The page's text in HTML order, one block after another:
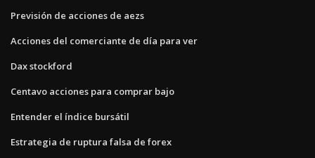
Previsión de acciones de aezs
Acciones del comerciante de día para ver
Dax stockford
Centavo acciones para comprar bajo
Entender el índice bursátil
Estrategia de ruptura falsa de forex